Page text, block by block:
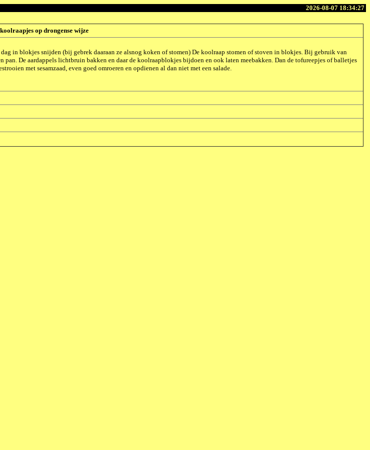
2026-08-07 18:34:27
op drongense wijze
in blokjes snijden (bij gebrek daaraan ze alsnog koken of stomen) De koolraap stomen of stoven in blokjes. Bij gebruik van
pan. De aardappels lichtbruin bakken en daar de koolraapblokjes bijdoen en ook laten meebakken. Dan de tofureepjes of balletjes
met sesamzaad, even goed omroeren en opdienen al dan niet met een salade.